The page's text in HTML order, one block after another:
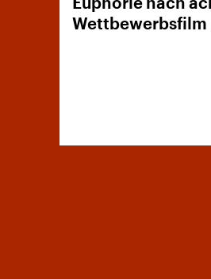
Euphorie nach
Wettbewerbsfilm